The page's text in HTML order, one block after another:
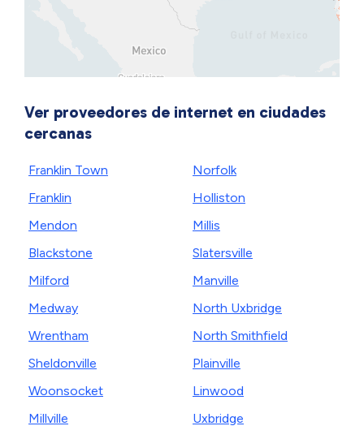
Ver proveedores de internet en ciudades
cercanas
Franklin Town
Franklin
Mendon
Blackstone
Milford
Medway
Wrentham
Sheldonville
Woonsocket
Millville
Norfolk
Holliston
Millis
Slatersville
Manville
North Uxbridge
North Smithfield
Plainville
Linwood
Uxbridge